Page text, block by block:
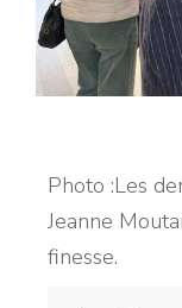
Photo :Les
Jeanne
finesse.